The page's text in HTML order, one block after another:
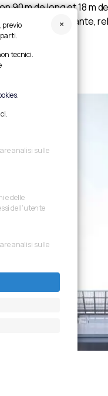
90 m de long et 18 m
existante,
previo
tecnici.
.
analisi sulle
e delle
dell’utente
analisi sulle